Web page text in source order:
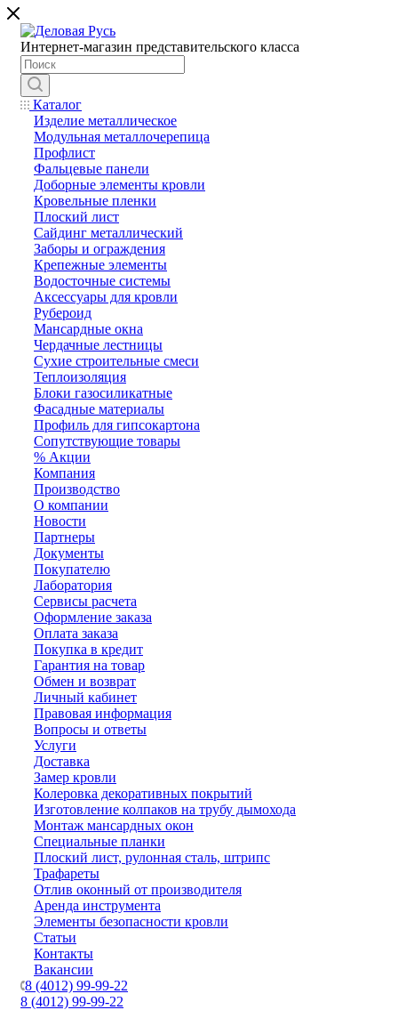
Интернет-магазин представительского класса
Каталог
Изделие металлическое
Модульная металлочерепица
Профлист
Фальцевые панели
Доборные элементы кровли
Кровельные пленки
Плоский лист
Сайдинг металлический
Заборы и ограждения
Крепежные элементы
Водосточные системы
Аксессуары для кровли
Рубероид
Мансардные окна
Чердачные лестницы
Сухие строительные смеси
Теплоизоляция
Блоки газосиликатные
Фасадные материалы
Профиль для гипсокартона
Сопутствующие товары
% Акции
Компания
Производство
О компании
Новости
Партнеры
Документы
Покупателю
Лаборатория
Сервисы расчета
Оформление заказа
Оплата заказа
Покупка в кредит
Гарантия на товар
Обмен и возврат
Личный кабинет
Правовая информация
Вопросы и ответы
Услуги
Доставка
Замер кровли
Колеровка декоративных покрытий
Изготовление колпаков на трубу дымохода
Монтаж мансардных окон
Специальные планки
Плоский лист, рулонная сталь, штрипс
Трафареты
Отлив оконный от производителя
Аренда инструмента
Элементы безопасности кровли
Статьи
Контакты
Вакансии
8 (4012) 99-99-22
8 (4012) 99-99-22